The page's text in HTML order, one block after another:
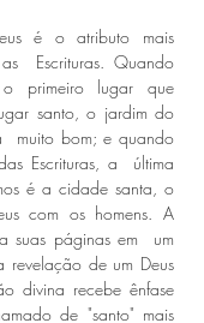
é o atributo mais
Escrituras. Quando
primeiro lugar que
santo, o jardim do
muito bom; e quando
Escrituras, a  última
é a cidade santa, o
com os homens. A
suas páginas em  um
revelação de um Deus
divina recebe ênfase
de "santo" mais